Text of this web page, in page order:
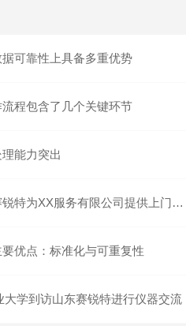
可靠性上具备多重优势
程包含了几个关键环节
能力突出
多功能刮擦测试仪：山东赛锐特为XX服务有限公司提供上门培训服务
优点：标准化与可重复性
学到访山东赛锐特进行仪器交流